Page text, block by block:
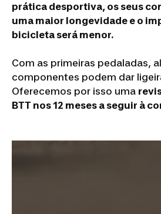
prática desportiva, os seus
uma maior longevidade e o
bicicleta será menor.
Com as primeiras pedaladas,
componentes podem dar
Oferecemos por isso uma
BTT nos 12 meses a seguir à